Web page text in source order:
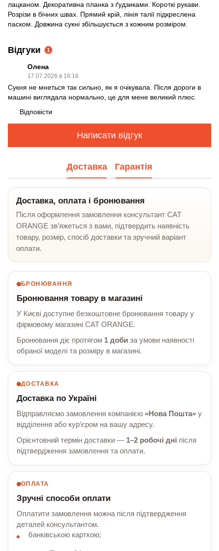
лацканом. Декоративна планка з ґудзиками. Короткі рукави.
Розрізи в бічних швах. Прямий крій, лінія талії підкреслена
паском. Довжина сукні збільшується з кожним розміром.
Відгуки 1
Олена
17.07.2026 в 16:16
Сукня не мнеться так сильно, як я очікувала. Після дороги в
машині виглядала нормально, це для мене великий плюс.
Відповісти
Написати відгук
Доставка Гарантія
Доставка, оплата і бронювання
Після оформлення замовлення консультант CAT
ORANGE зв’яжеться з вами, підтвердить наявність
товару, розмір, спосіб доставки та зручний варіант
оплати.
БРОНЮВАННЯ
Бронювання товару в магазині
У Києві доступне безкоштовне бронювання товару у
фірмовому магазині CAT ORANGE.
Бронювання діє протягом 1 доби за умови наявності
обраної моделі та розміру в магазині.
ДОСТАВКА
Доставка по Україні
Відправляємо замовлення компанією «Нова Пошта» у
відділення або кур’єром на вашу адресу.
Орієнтовний термін доставки — 1–2 робочі дні після
підтвердження замовлення та оплати.
ОПЛАТА
Зручні способи оплати
Оплатити замовлення можна після підтвердження
деталей консультантом.
банківською карткою;